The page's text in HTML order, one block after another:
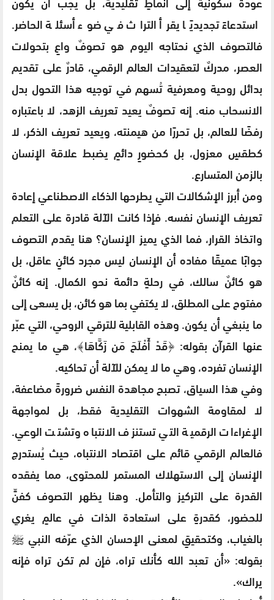
استدعاءً تجديديًا يقرأ التراث في ضوء أسئلة الحاضر.
فالتصوف الذي نحتاجه اليوم هو تصوفٌ واعٍ بتحولات
العصر، مدركٌ لتعقيدات العالم الرقمي، قادرٌ على تقديم
بدائل روحية ومعرفية تُسهم في توجيه هذا التحول بدل
الانسحاب منه. إنه تصوفٌ يعيد تعريف الزهد، لا باعتباره
رفضًا للعالم، بل تحررًا من هيمنته، ويعيد تعريف الذكر، لا
كطقسٍ معزول، بل كحضورٍ دائمٍ يضبط علاقة الإنسان
بالزمن المتسارع.
ومن أبرز الإشكالات التي يطرحها الذكاء الاصطناعي إعادة
تعريف الإنسان نفسه. فإذا كانت الآلة قادرة على التعلم
واتخاذ القرار، فما الذي يميز الإنسان؟ هنا يقدم التصوف
جوابًا عميقًا مفاده أن الإنسان ليس مجرد كائنٍ عاقل، بل
هو كائنٌ سالك، في رحلةٍ دائمة نحو الكمال. إنه كائنٌ
مفتوح على المطلق، لا يكتفي بما هو كائن، بل يسعى إلى
ما ينبغي أن يكون. وهذه القابلية للترقي الروحي، التي عبّر
عنها القرآن بقوله: ﴿قَدْ أَفْلَحَ مَن زَكَّاهَا﴾، هي ما يمنح
الإنسان تفرده، وهي ما لا يمكن للآلة أن تحاكيه.
وفي هذا السياق، تصبح مجاهدة النفس ضرورةً مضاعفة،
لا لمقاومة الشهوات التقليدية فقط، بل لمواجهة
الإغراءات الرقمية التي تستنزف الانتباه وتشتت الوعي.
فالعالم الرقمي قائم على اقتصاد الانتباه، حيث يُستدرج
الإنسان إلى الاستهلاك المستمر للمحتوى، مما يفقده
القدرة على التركيز والتأمل. وهنا يظهر التصوف كفنٍّ
للحضور، كقدرةٍ على استعادة الذات في عالمٍ يغري
بالغياب، وكتحقيقٍ لمعنى الإحسان الذي عرّفه النبي ﷺ
بقوله: «أن تعبد الله كأنك تراه، فإن لم تكن تراه فإنه
يراك».